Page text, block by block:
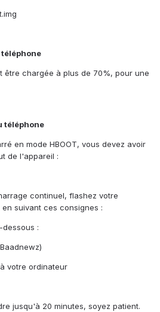
téléphone
être chargée à plus de 70%, pour une
téléphone
en mode HBOOT, vous devez avoir
de l'appareil :
continuel, flashez votre
suivant ces consignes :
:
votre ordinateur
jusqu'à 20 minutes, soyez patient.